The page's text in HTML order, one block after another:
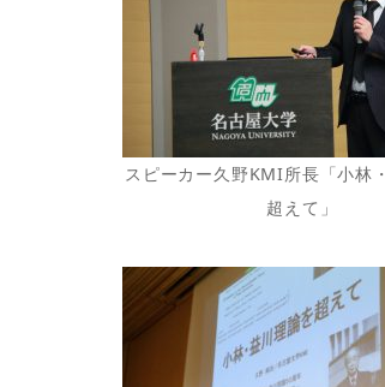
スピーカー久野KMI所長「小林
超えて」